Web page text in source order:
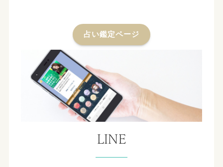
占い鑑定ページ
LINE